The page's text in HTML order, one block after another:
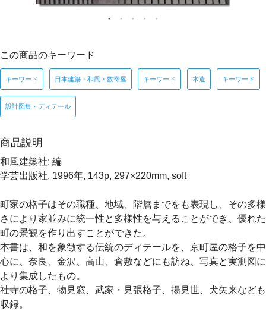
この商品のキーワード
キーワード 日本建築・和風・数寄屋 キーワード 木造 キーワード
設計図集・ディテール
商品説明
和風建築社: 編
学芸出版社, 1996年, 143p, 297×220mm, soft
町家の格子はその職種、地域、階層までをも表現し、その多様
さにより家並みに統一性と多様性を与えることができ、優れた
町の景観を作り出すことができた。
本書は、和を象徴する伝統のディテールを、京町屋の格子を中
心に、奈良、金沢、高山、倉敷などにも訪ね、写真と実測図に
より集成したもの。
社寺の格子、物見窓、武家・見張格子、揚見世、犬矢来なども
収録。